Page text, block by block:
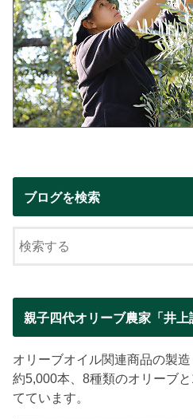
ブログを検索
親子四代オリーブ農家「井上
オリーブオイル関連商品の製
約5,000本、8種類のオリーブ
てています。